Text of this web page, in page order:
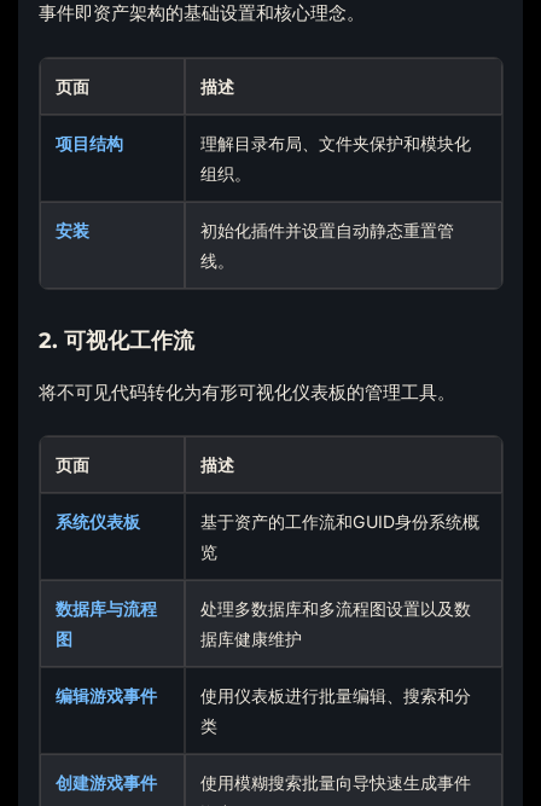
事件即资产架构的基础设置和核心理念。
页面 描述
项目结构
理解目录布局、文件夹保护和模块化
组织。
安装
初始化插件并设置自动静态重置管
线。
2. 可视化工作流
将不可见代码转化为有形可视化仪表板的管理工具。
页面 描述
系统仪表板
基于资产的工作流和GUID身份系统概
览
数据库与流程
图
处理多数据库和多流程图设置以及数
据库健康维护
编辑游戏事件
使用仪表板进行批量编辑、搜索和分
类
创建游戏事件
使用模糊搜索批量向导快速生成事件